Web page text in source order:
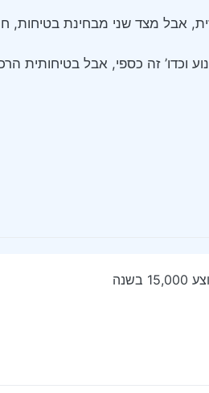
אבל מצד שני מבחינת בטיחות,
וכדו’ זה כספי, אבל בטיחותית